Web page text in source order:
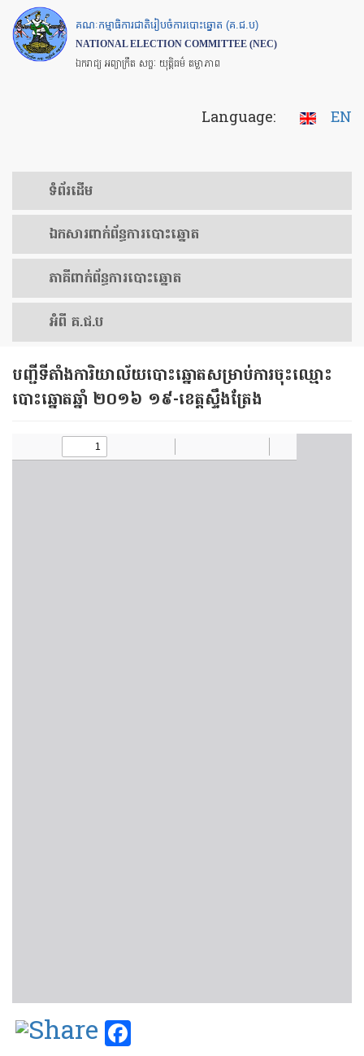
Skip
to
main
គណៈកម្មាធិការជាតិរៀបចំការបោះឆ្នោត (គ.ជ.ប)
NATIONAL ELECTION COMMITTEE (NEC)
ឯករាជ្យ អព្យាក្រឹត សច្ចៈ យុត្តិធម៌ តម្លាភាព
Language: EN
ទំព័រ​ដើម
ឯកសារ​ពាក់ព័ន្ធ​ការ​បោះឆ្នោត
​ភាគីពាក់ព័ន្ធ​​ការ​បោះឆ្នោត
អំពី គ.ជ.ប
បញ្ជី​ទីតាំង​ការិយាល័យ​បោះ​ឆ្នោត​សម្រាប់​ការ​ចុះ​ឈ្មោះ​
បោះឆ្នោត​ឆ្នាំ ២០១៦ ១៩-ខេត្តស្ទឹងត្រែង